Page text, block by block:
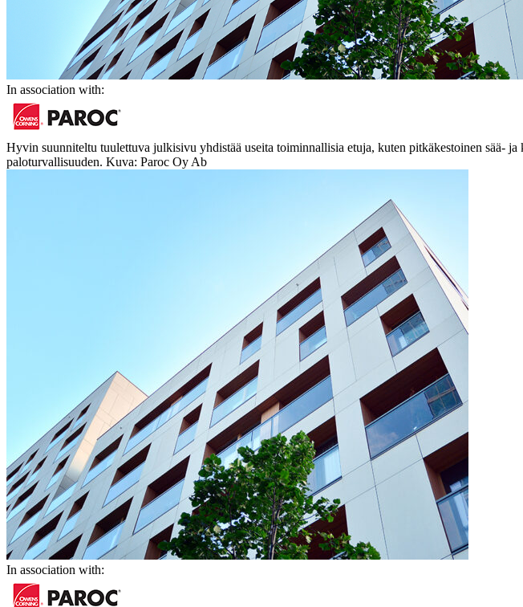
In association with:
Hyvin suunniteltu tuulettuva julkisivu yhdistää useita toiminnallisia etuja, kuten pitkäkestoinen sää-
paloturvallisuuden. Kuva: Paroc Oy Ab
In association with: